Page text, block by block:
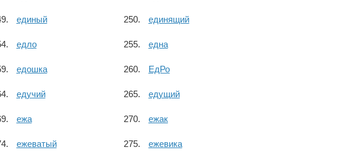
единый единящий
едло една
едошка ЕдРо
едучий едущий
ежа ежак
ежеватый ежевика